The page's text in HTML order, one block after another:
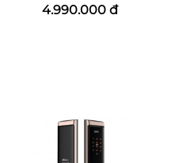
4.990.000 đ